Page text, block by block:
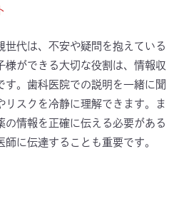
世代は、不安や疑問を抱えている
様ができる大切な役割は、情報収
す。歯科医院での説明を一緒に聞
リスクを冷静に理解できます。ま
の情報を正確に伝える必要がある
に伝達することも重要です。